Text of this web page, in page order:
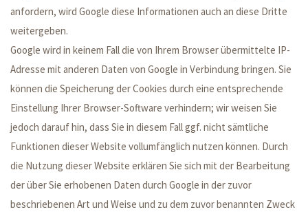
anfordern, wird Google diese Informationen auch an diese Dritte
weitergeben.
Google wird in keinem Fall die von Ihrem Browser übermittelte IP-
Adresse mit anderen Daten von Google in Verbindung bringen. Sie
können die Speicherung der Cookies durch eine entsprechende
Einstellung Ihrer Browser-Software verhindern; wir weisen Sie
jedoch darauf hin, dass Sie in diesem Fall ggf. nicht sämtliche
Funktionen dieser Website vollumfänglich nutzen können. Durch
die Nutzung dieser Website erklären Sie sich mit der Bearbeitung
der über Sie erhobenen Daten durch Google in der zuvor
beschriebenen Art und Weise und zu dem zuvor benannten Zweck